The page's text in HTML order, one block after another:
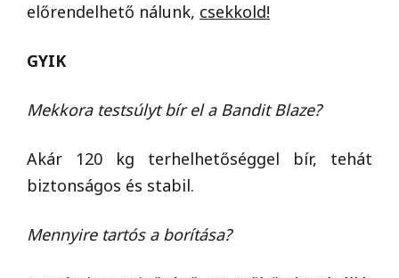
előrendelhető nálunk, csekkold!
GYIK
Mekkora testsúlyt bír el a Bandit Blaze?
Akár 120 kg terhelhetőséggel bír, tehát
biztonságos és stabil.
Mennyire tartós a borítása?